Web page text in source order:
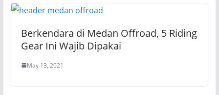
Berkendara di Medan Offroad, 5 Riding
Gear Ini Wajib Dipakai
May 13, 2021